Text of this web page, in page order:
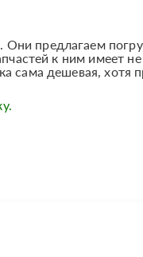
предлагаем
к ним имеет
сама дешевая, хотя